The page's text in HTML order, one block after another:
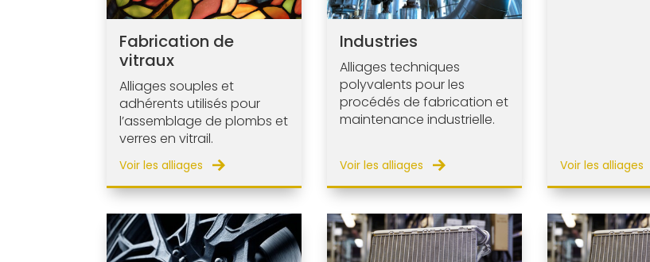
Fabrication de
vitraux
Alliages souples et
adhérents utilisés pour
l’assemblage de plombs et
verres en vitrail.
Voir les alliages
Industries
Alliages techniques
polyvalents pour les
procédés de fabrication et
maintenance industrielle.
Voir les alliages Voir les alliages